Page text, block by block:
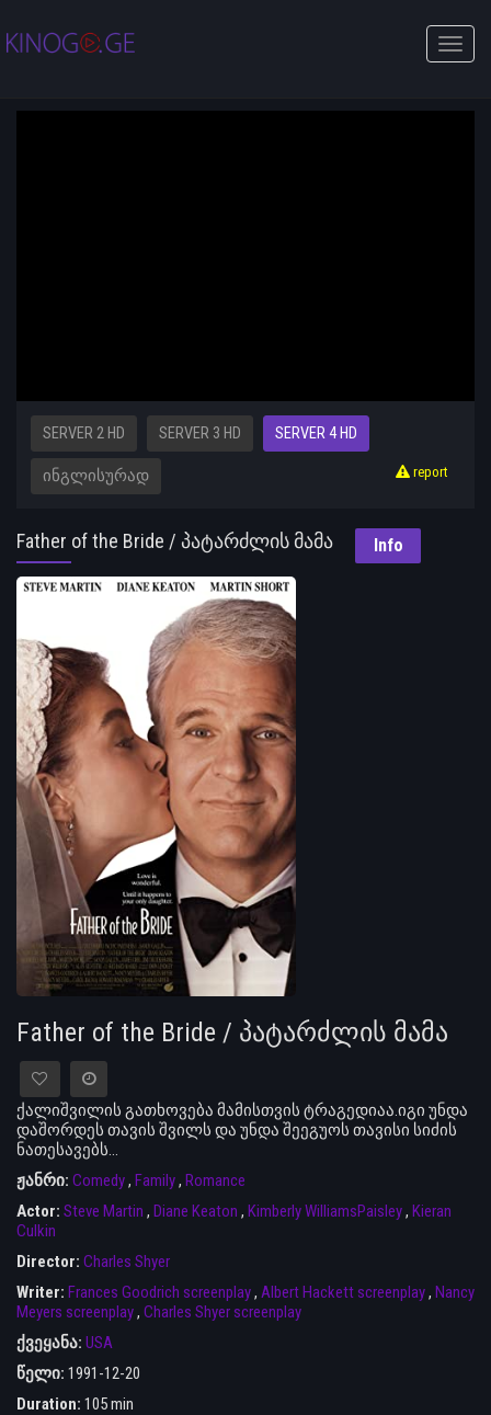
Toggle
SERVER 2 HD SERVER 3 HD SERVER 4 HD
ᲘᲜᲒᲚᲘᲡᲣᲠᲐᲓ report
Father of the Bride / პატარძლის მამა Info
Father of the Bride / პატარძლის მამა
ქალიშვილის გათხოვება მამისთვის ტრაგედიაა.იგი უნდა
დაშორდეს თავის შვილს და უნდა შეეგუოს თავისი სიძის
ნათესავებს...
ჟანრი: Comedy, Family, Romance
Actor: Steve Martin , Diane Keaton , Kimberly WilliamsPaisley, Kieran
Culkin
Director: Charles Shyer
Writer: Frances Goodrich screenplay, Albert Hackett screenplay, Nancy
Meyers screenplay, Charles Shyer screenplay
ქვეყანა: USA
წელი: 1991-12-20
Duration: 105 min